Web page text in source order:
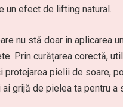
un efect de lifting natural.
nu stă doar în aplicarea
Prin curățarea corectă,
protejarea pielii de soare,
grijă de pielea ta pentru